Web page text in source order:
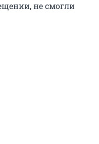
не смогли